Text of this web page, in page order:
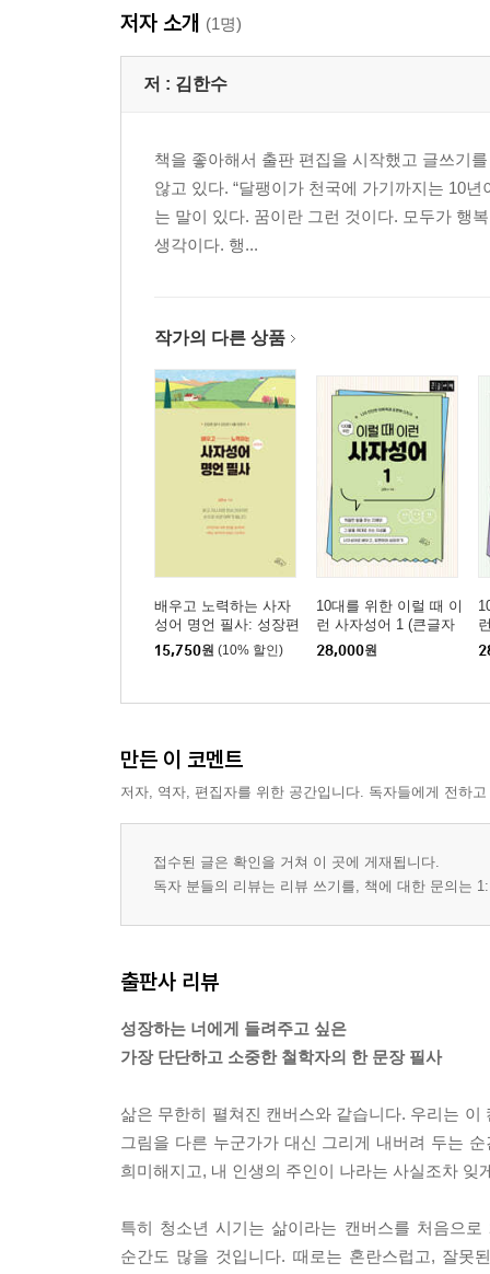
2. 자신이 부족하지 않음을 증명하는 용기 - 자신감
3. 스스로 만든 왜곡된 자화상 - 열등감
4. 목적을 실행하기 위한 노력과 결단의 힘 - 의지
너의 삶을 단단하게 움직이는 힘
1. 두려움을 저항하고 정복하는 마음 - 용기
4. 믿음과 신뢰를 짊어지는 마음의 무게 - 책임감
마음의 거리부터 가까워지는 소통
1. 행복을 주는 마음 웃기의 시작 - 감사
2. 주는 것과 받는 것이 모두 필요한 마음 언어 - 존
3. 이해와 존중의 마음 언어로 표현하는 소통 - 배려
5. 상대방에 대한 깊은 이해로부터 느끼는 감정 - 공
어제보다 더 나은 성장을 위해
1. 책속에서 만나는 또 다른 나 - 독서
2. 끝없는 성장의 풍경이 펼쳐진 여행 - 배움
3. 지나간 순간들이 쌓여서 만들어진 흔적 - 시간
5. 생각과 감정의 진심을 드러내는 흔적 - 언행
저자 소개 (1명)
저 : 김한수
책을 좋아해서 출판 편집을 시작했고 글쓰기
않고 있다. “달팽이가 천국에 가기까지는 10
는 말이 있다. 꿈이란 그런 것이다. 모두가 행
생각이다. 행...
작가의 다른 상품
배우고 노력하는 사자
성어 명언 필사: 성장편
15,750원 (10% 할인)
10대를 위한 이럴 때 이
런 사자성어 1 (큰글자
책)
28,000원
만든 이 코멘트
저자, 역자, 편집자를 위한 공간입니다. 독자들에게 전하
접수된 글은 확인을 거쳐 이 곳에 게재됩니다.
독자 분들의 리뷰는 리뷰 쓰기를, 책에 대한 문의는
출판사 리뷰
성장하는 너에게 들려주고 싶은
가장 단단하고 소중한 철학자의 한 문장 필사
삶은 무한히 펼쳐진 캔버스와 같습니다. 우리는
그림을 다른 누군가가 대신 그리게 내버려 두는
희미해지고, 내 인생의 주인이 나라는 사실조차
특히 청소년 시기는 삶이라는 캔버스를 처음으
순간도 많을 것입니다. 때로는 혼란스럽고, 잘못